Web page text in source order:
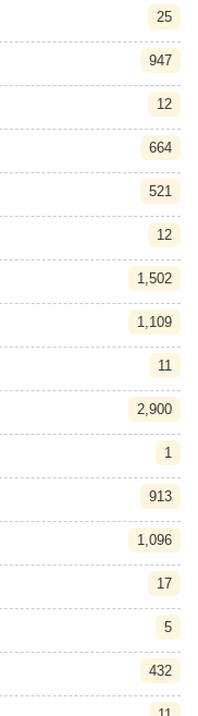
25
947
12
664
521
12
1,502
1,109
11
2,900
1
913
1,096
17
5
432